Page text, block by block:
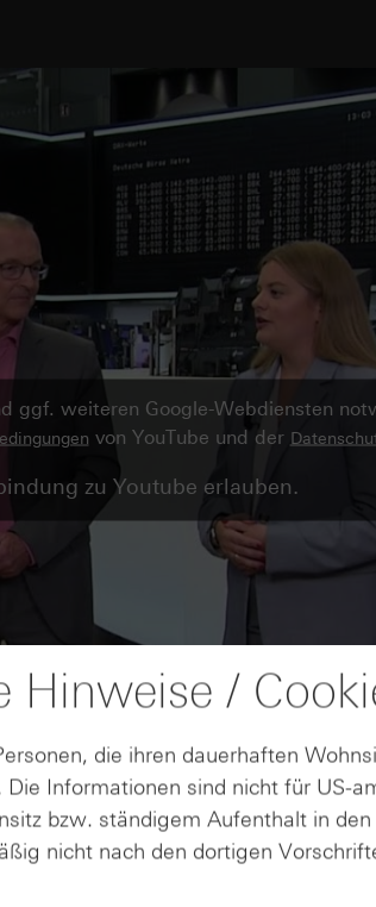
ggf. weiteren Google-Webdiensten
von YouTube und der
zu Youtube erlauben.
Hinweise /
die ihren dauerhaften
Informationen sind nicht für US-
bzw. ständigem Aufenthalt in
nicht nach den dortigen